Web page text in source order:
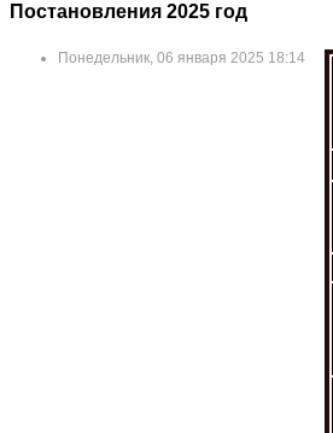
Постановления 2025 год
Понедельник, 06 января 2025 18:14